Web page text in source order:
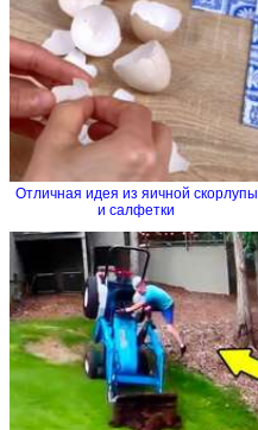
Отличная идея из яичной скорлупы
и салфетки